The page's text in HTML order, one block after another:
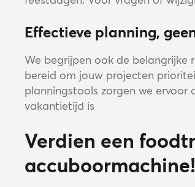
Effectieve planning,
We begrijpen ook de belangrijke
bereid om jouw projecten
planningstools zorgen we
vakantietijd is
Verdien een
accuboormachine!